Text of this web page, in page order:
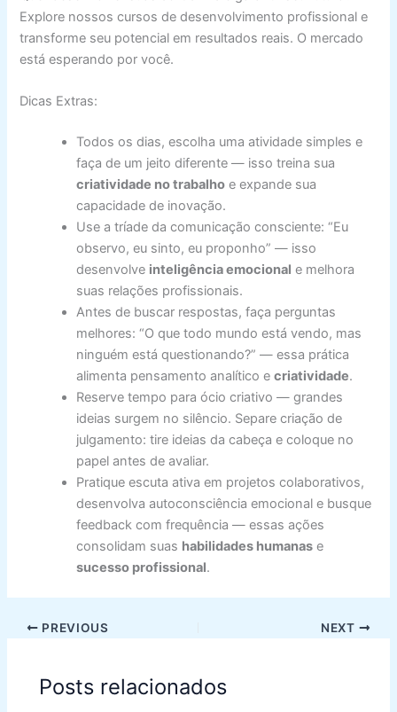
Explore nossos cursos de desenvolvimento profissional e
transforme seu potencial em resultados reais. O mercado
está esperando por você.
Dicas Extras:
Todos os dias, escolha uma atividade simples e
faça de um jeito diferente — isso treina sua
criatividade no trabalho e expande sua
capacidade de inovação.
Use a tríade da comunicação consciente: “Eu
observo, eu sinto, eu proponho” — isso
desenvolve inteligência emocional e melhora
suas relações profissionais.
Antes de buscar respostas, faça perguntas
melhores: “O que todo mundo está vendo, mas
ninguém está questionando?” — essa prática
alimenta pensamento analítico ecriatividade.
Reserve tempo para ócio criativo — grandes
ideias surgem no silêncio. Separe criação de
julgamento: tire ideias da cabeça e coloque no
papel antes de avaliar.
Pratique escuta ativa em projetos colaborativos,
desenvolva autoconsciência emocional e busque
feedback com frequência — essas ações
consolidam suas habilidades humanas e
sucesso profissional.
PREVIOUS NEXT
Posts relacionados